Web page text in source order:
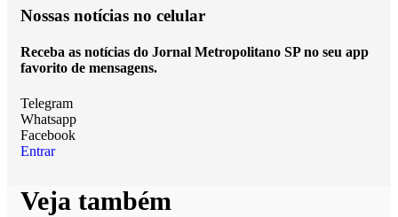
Nossas notícias no celular
Receba as notícias do Jornal Metropolitano SP no seu app
favorito de mensagens.
Telegram
Whatsapp
Facebook
Entrar
Veja também